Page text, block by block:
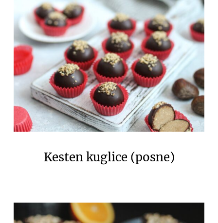
Kesten kuglice (posne)